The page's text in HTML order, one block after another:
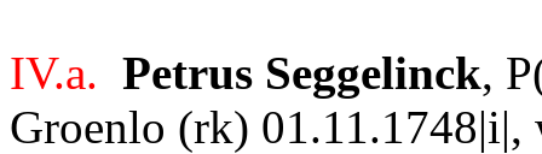
IV.a. Petrus Seggelinck,
Groenlo (rk)